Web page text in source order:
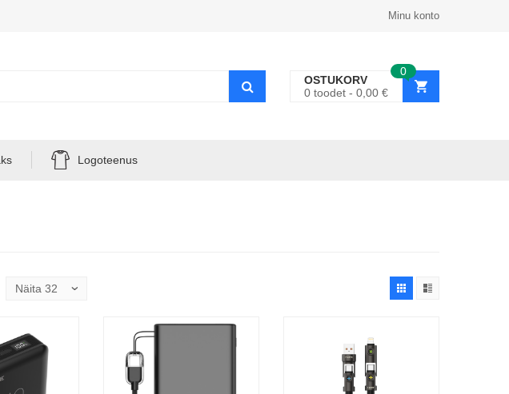
Minu konto
0
OSTUKORV
0 toodet 0,00 €
Logoteenus